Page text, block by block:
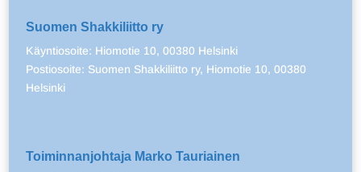
Suomen Shakkiliitto ry
Käyntiosoite: Hiomotie 10, 00380 Helsinki
Postiosoite: Suomen Shakkiliitto ry, Hiomotie 10, 00380
Helsinki
Toiminnanjohtaja Marko Tauriainen